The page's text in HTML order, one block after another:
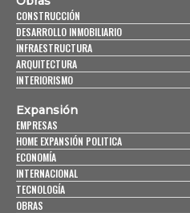
CONSTRUCCIÓN
DESARROLLO INMOBILIARIO
INFRAESTRUCTURA
ARQUITECTURA
INTERIORISMO
Expansión
EMPRESAS
HOME EXPANSIÓN POLITICA
ECONOMÍA
INTERNACIONAL
TECNOLOGÍA
OBRAS